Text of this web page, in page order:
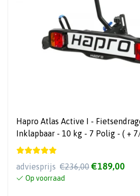
Hapro Atlas Active I -
Inklapbaar
adviesprijs €236,00 €189,00
Op voorraad